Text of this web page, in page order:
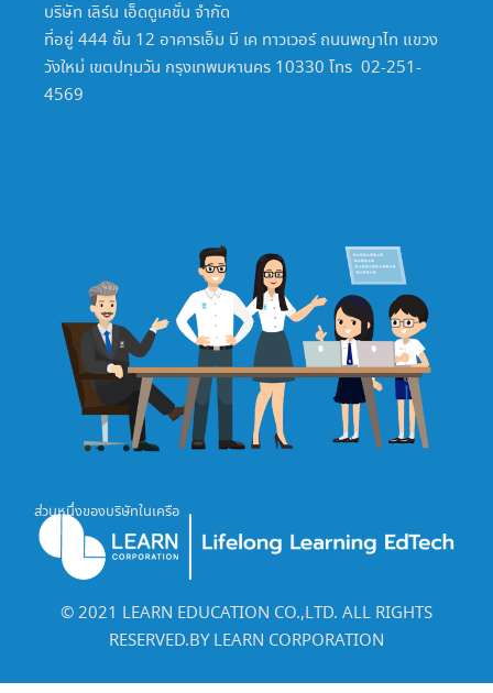
บริษัท เลิร์น เอ็ดดูเคชั่น จำกัด
ที่อยู่ 444 ชั้น 12 อาคารเอ็ม บี เค ทาวเวอร์ ถนนพญาไท แขวง
วังใหม่ เขตปทุมวัน กรุงเทพมหานคร 10330 โทร 02-251-
4569
ส่วนหนึ่งของบริษัทในเครือ
©️ 2021 LEARN EDUCATION CO.,LTD. ALL RIGHTS
RESERVED.BY LEARN CORPORATION